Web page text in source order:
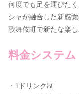
何度でも足を運びた
シャが融合した新感
歌舞伎町で新たな楽
料金システム
・1ドリンク制